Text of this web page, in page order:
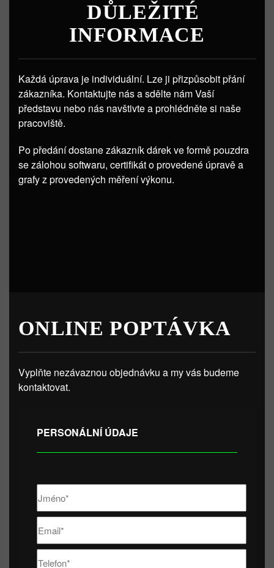
DŮLEŽITÉ
INFORMACE
Každá úprava je individuální. Lze ji přizpůsobit přání
zákazníka. Kontaktujte nás a sdělte nám Vaší
představu nebo nás navštivte a prohlédněte si naše
pracoviště.
Po předání dostane zákazník dárek ve formě pouzdra
se zálohou softwaru, certifikát o provedené úpravě a
grafy z provedených měření výkonu.
ONLINE POPTÁVKA
Vyplňte nezávaznou objednávku a my vás budeme
kontaktovat.
PERSONÁLNÍ ÚDAJE